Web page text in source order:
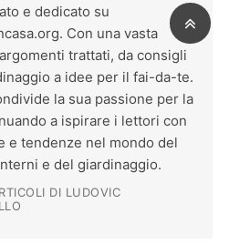
e dedicato su
Con una vasta
trattati, da consigli
a idee per il fai-da-te.
la sua passione per la
a ispirare i lettori con
e tendenze nel mondo del
e del giardinaggio.
DI LUDOVIC